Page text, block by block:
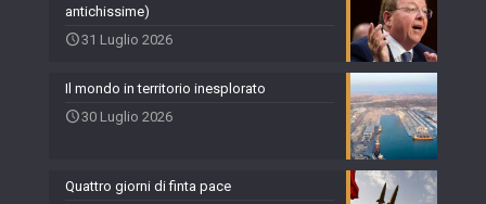
antichissime)
31 Luglio 2026
Il mondo in territorio inesplorato
30 Luglio 2026
Quattro giorni di finta pace